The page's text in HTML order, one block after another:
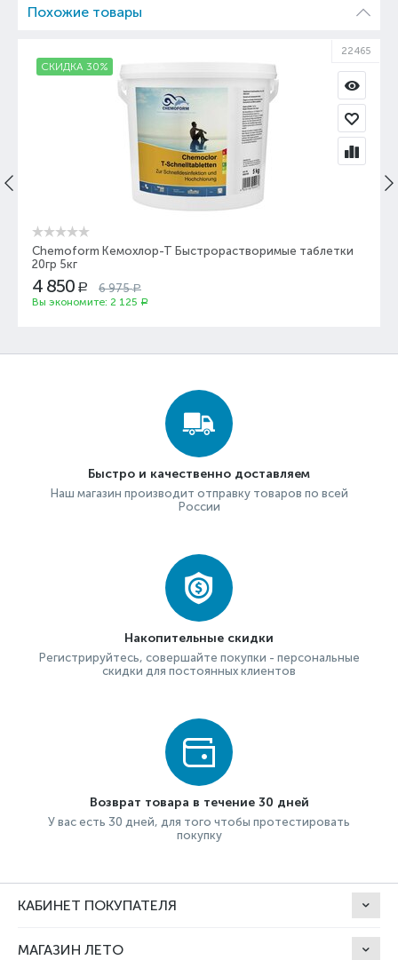
Похожие товары
СКИДКА 30%
22465
Chemoform Кемохлор-Т Быстрорастворимые таблетки
20гр 5кг
4 850 Р 6 975 Р
Вы экономите: 2 125 Р
Быстро и качественно доставляем
Наш магазин производит отправку товаров по всей
России
Накопительные скидки
Регистрируйтесь, совершайте покупки - персональные
скидки для постоянных клиентов
Возврат товара в течение 30 дней
У вас есть 30 дней, для того чтобы протестировать
покупку
КАБИНЕТ ПОКУПАТЕЛЯ
МАГАЗИН ЛЕТО